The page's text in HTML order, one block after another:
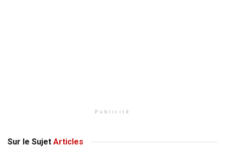
Publicité
Sur le Sujet Articles